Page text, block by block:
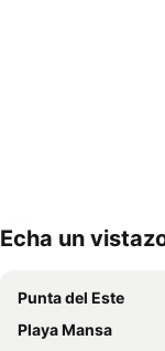
Echa un
Punta del Este
Playa Mansa